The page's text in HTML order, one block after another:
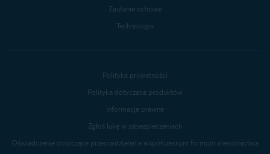
Zaufanie cyfrowe
Technologia
Polityka prywatności
Polityka dotycząca produktów
Informacje prawne
Zgłoś lukę w zabezpieczeniach
Oświadczenie dotyczące przeciwdziałania współczesnym formom niewolnictwa